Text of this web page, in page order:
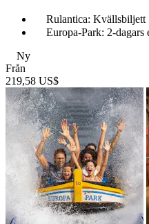
Rulantica: Kvällsbiljett
Europa-Park: 2-dagars
Ny
Från
219,58 US$